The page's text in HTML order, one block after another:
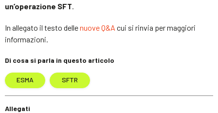
un’operazione SFT.
In allegato il testo dellenuove Q&A cui si rinvia per maggiori
informazioni.
Di cosa si parla in questo articolo
ESMA SFTR
Allegati